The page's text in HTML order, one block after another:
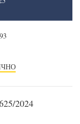
2024